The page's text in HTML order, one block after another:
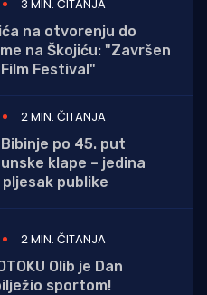
3 MIN. ČITANJA
na otvorenju do
na Škojiću: "Završen
Festival"
2 MIN. ČITANJA
po 45. put
klape – jedina
publike
2 MIN. ČITANJA
Olib je Dan
sportom!